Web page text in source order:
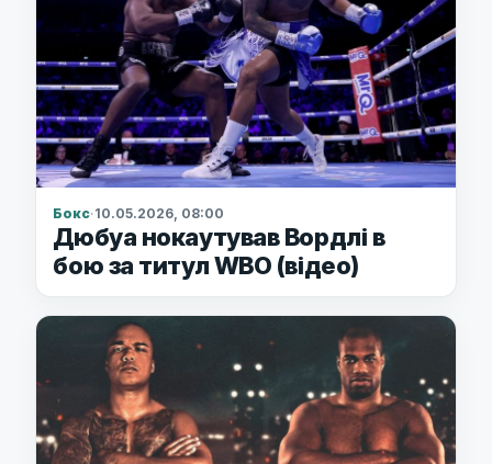
Бокс·10.05.2026, 08:00
Дюбуа нокаутував Вордлі в
бою за титул WBO (відео)